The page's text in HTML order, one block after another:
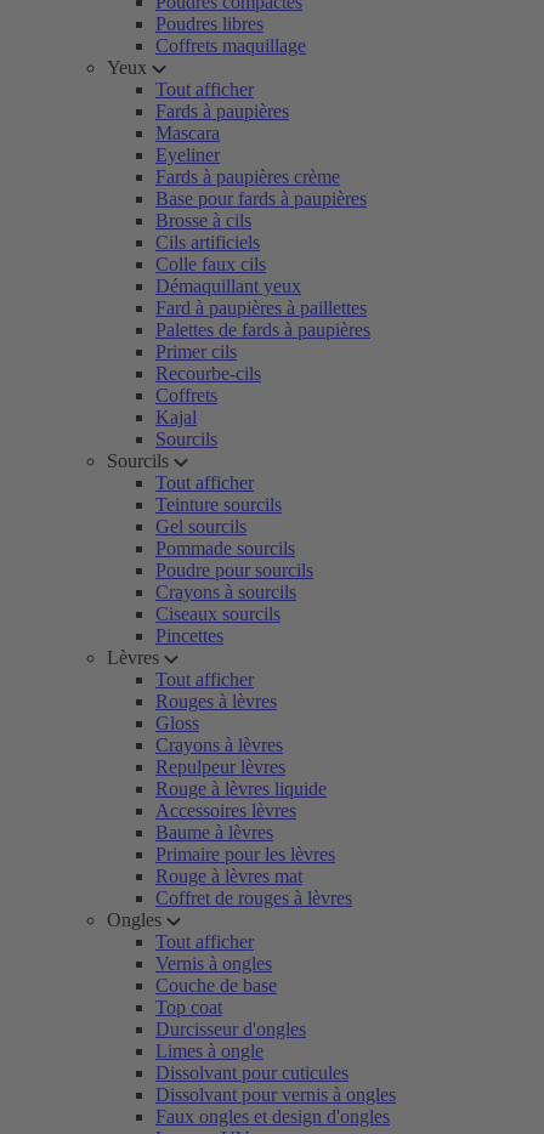
Poudres libres
Coffrets maquillage
Yeux
Tout afficher
Fards à paupières
Mascara
Eyeliner
Fards à paupières crème
Base pour fards à paupières
Brosse à cils
Cils artificiels
Colle faux cils
Démaquillant yeux
Fard à paupières à paillettes
Palettes de fards à paupières
Primer cils
Recourbe-cils
Coffrets
Kajal
Sourcils
Sourcils
Tout afficher
Teinture sourcils
Gel sourcils
Pommade sourcils
Poudre pour sourcils
Crayons à sourcils
Ciseaux sourcils
Pincettes
Lèvres
Tout afficher
Rouges à lèvres
Gloss
Crayons à lèvres
Repulpeur lèvres
Rouge à lèvres liquide
Accessoires lèvres
Baume à lèvres
Primaire pour les lèvres
Rouge à lèvres mat
Coffret de rouges à lèvres
Ongles
Tout afficher
Vernis à ongles
Couche de base
Top coat
Durcisseur d'ongles
Limes à ongle
Dissolvant pour cuticules
Dissolvant pour vernis à ongles
Faux ongles et design d'ongles